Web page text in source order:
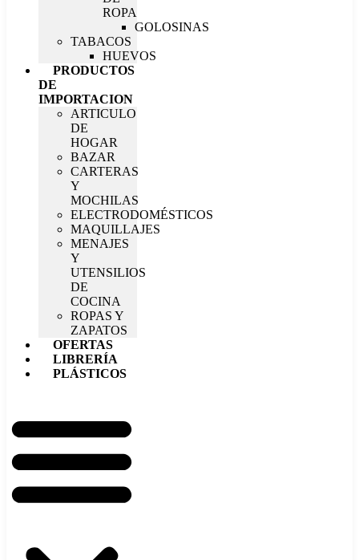
ROPA
GOLOSINAS
TABACOS
HUEVOS
PRODUCTOS
DE
IMPORTACION
ARTICULO
DE
HOGAR
BAZAR
CARTERAS
Y
MOCHILAS
ELECTRODOMÉSTICOS
MAQUILLAJES
MENAJES
Y
UTENSILIOS
DE
COCINA
ROPAS Y
ZAPATOS
OFERTAS
LIBRERÍA
PLÁSTICOS